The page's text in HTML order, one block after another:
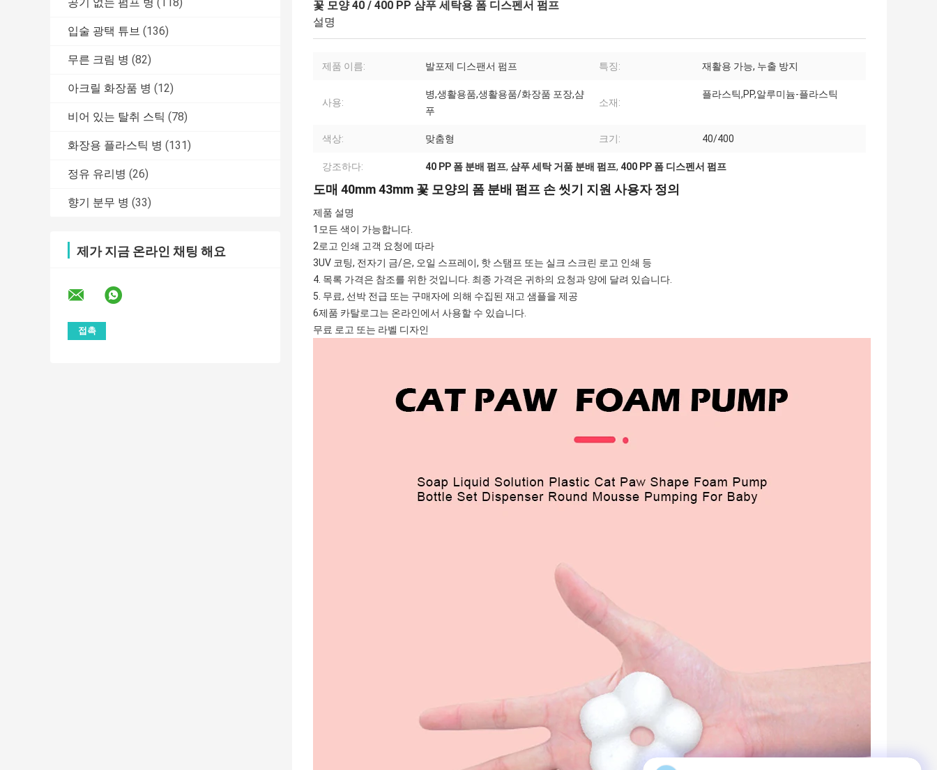
입술 광택 튜브 (136)
무른 크림 병 (82)
아크릴 화장품 병 (12)
비어 있는 탈취 스틱 (78)
화장용 플라스틱 병 (131)
정유 유리병 (26)
향기 분무 병 (33)
제가 지금 온라인 채팅 해요
꽃 모양 40 / 400 PP 샴푸 세탁용 폼 디스펜서 펌프
설명
제품 이름: 발포제 디스팬서 펌프 특징: 재활용 가능, 누출 방지
사용:
병,생활용품,생활용품/화장품 포장,샴
푸
소재:
플라스틱,PP,알루미늄-플라스틱
색상: 맞춤형 크기: 40/400
강조하다: 40 PP 폼 분배 펌프, 샴푸 세탁 거품 분배 펌프, 400 PP 폼 디스펜서 펌프
도매 40mm 43mm 꽃 모양의 폼 분배 펌프 손 씻기 지원 사용자 정의
제품 설명
1모든 색이 가능합니다.
2로고 인쇄 고객 요청에 따라
3UV 코팅, 전자기 금/은, 오일 스프레이, 핫 스탬프 또는 실크 스크린 로고 인쇄 등
4. 목록 가격은 참조를 위한 것입니다. 최종 가격은 귀하의 요청과 양에 달려 있습니다.
5. 무료, 선박 전급 또는 구매자에 의해 수집된 재고 샘플을 제공
6제품 카탈로그는 온라인에서 사용할 수 있습니다.
무료 로고 또는 라벨 디자인